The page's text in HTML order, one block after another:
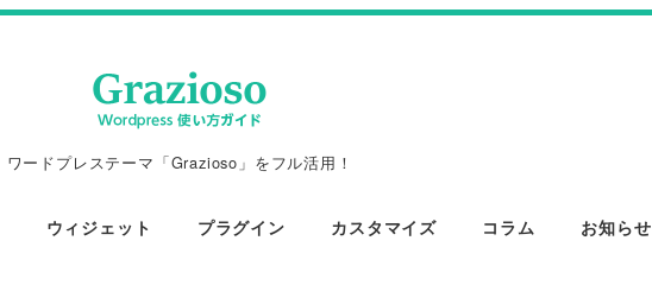
ワードプレステーマ「Grazioso」をフル活用！
ウィジェット プラグイン カスタマイズ コラム お知らせ